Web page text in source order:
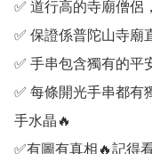
✅️ 道行高的寺廟僧侶
✅️ 保證係普陀山寺廟
✅️ 手串包含獨有的平
✅️ 每條開光手串都有
手水晶🔥
✅️有圖有真相🔥記得